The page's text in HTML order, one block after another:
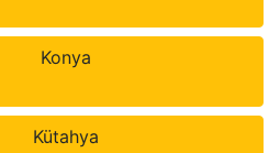
Konya
Kütahya